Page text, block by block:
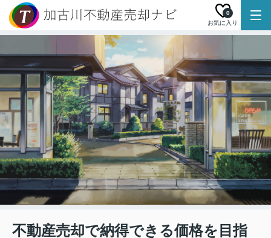
お気に入り
0
不動産売却で納得できる価格を目指